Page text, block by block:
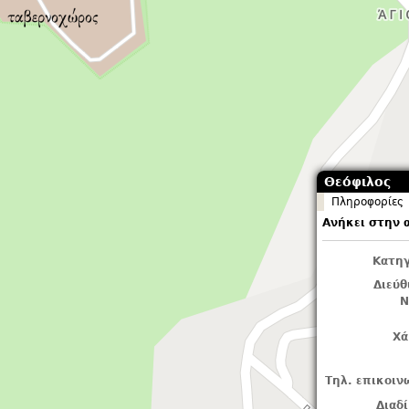
Θεόφιλος
Πληροφορίες
Ανήκει στην
Τηλ.